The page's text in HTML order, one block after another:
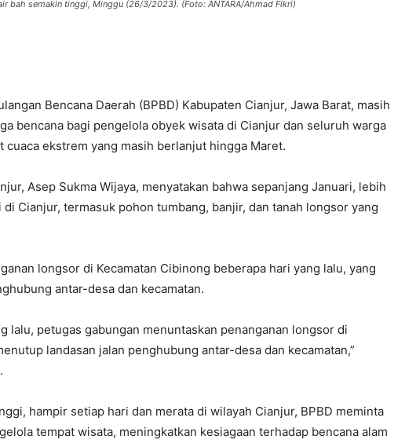
bah semakin tinggi, Minggu (26/3/2023). (Foto: ANTARA/Ahmad Fikri)
Bencana Daerah (BPBD) Kabupaten Cianjur, Jawa Barat, masih
bencana bagi pengelola obyek wisata di Cianjur dan seluruh warga
ekstrem yang masih berlanjut hingga Maret.
Asep Sukma Wijaya, menyatakan bahwa sepanjang Januari, lebih
Cianjur, termasuk pohon tumbang, banjir, dan tanah longsor yang
longsor di Kecamatan Cibinong beberapa hari yang lalu, yang
antar-desa dan kecamatan.
lalu, petugas gabungan menuntaskan penanganan longsor di
landasan jalan penghubung antar-desa dan kecamatan,”
hampir setiap hari dan merata di wilayah Cianjur, BPBD meminta
tempat wisata, meningkatkan kesiagaan terhadap bencana alam